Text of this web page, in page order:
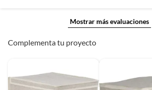
Mostrar más evaluaciones
Complementa tu proyecto